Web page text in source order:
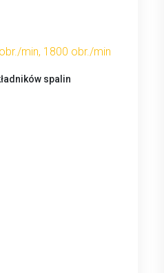
min, 1800 obr./min
spalin